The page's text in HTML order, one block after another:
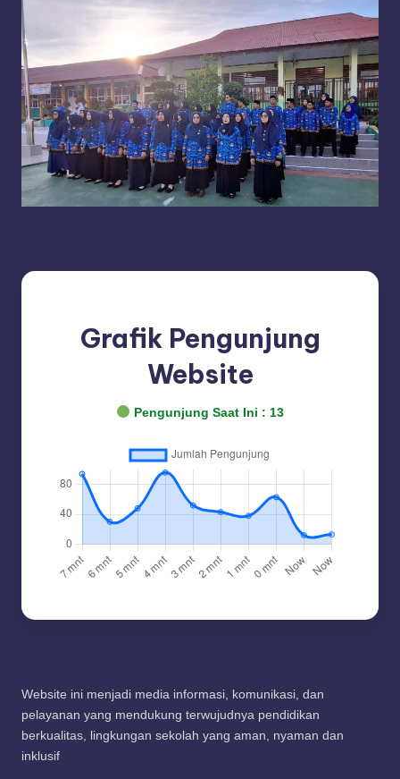
Grafik Pengunjung
Website
Pengunjung Saat Ini : 13
Website ini menjadi media informasi, komunikasi, dan
pelayanan yang mendukung terwujudnya pendidikan
berkualitas, lingkungan sekolah yang aman, nyaman dan
inklusif